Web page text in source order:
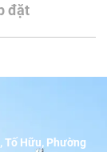
đặt
Tố Hữu, Phường